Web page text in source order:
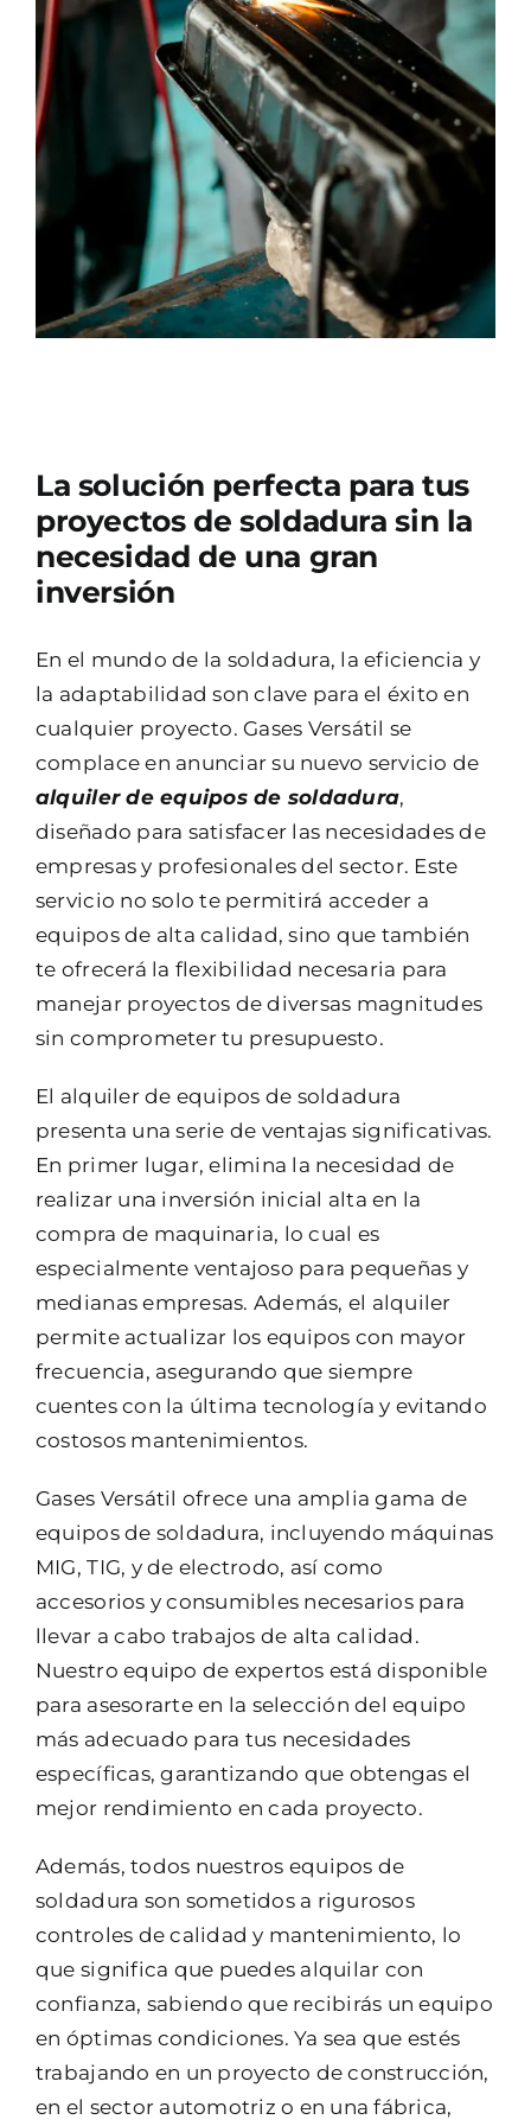
Blog
Ver imagen más grande
La solución perfecta para tus
proyectos de soldadura sin la
necesidad de una gran
inversión
En el mundo de la soldadura, la eficiencia y
la adaptabilidad son clave para el éxito en
cualquier proyecto. Gases Versátil se
complace en anunciar su nuevo servicio de
alquiler de equipos de soldadura,
diseñado para satisfacer las necesidades de
empresas y profesionales del sector. Este
servicio no solo te permitirá acceder a
equipos de alta calidad, sino que también
te ofrecerá la flexibilidad necesaria para
manejar proyectos de diversas magnitudes
sin comprometer tu presupuesto.
El alquiler de equipos de soldadura
presenta una serie de ventajas significativas.
En primer lugar, elimina la necesidad de
realizar una inversión inicial alta en la
compra de maquinaria, lo cual es
especialmente ventajoso para pequeñas y
medianas empresas. Además, el alquiler
permite actualizar los equipos con mayor
frecuencia, asegurando que siempre
cuentes con la última tecnología y evitando
costosos mantenimientos.
Gases Versátil ofrece una amplia gama de
equipos de soldadura, incluyendo máquinas
MIG, TIG, y de electrodo, así como
accesorios y consumibles necesarios para
llevar a cabo trabajos de alta calidad.
Nuestro equipo de expertos está disponible
para asesorarte en la selección del equipo
más adecuado para tus necesidades
específicas, garantizando que obtengas el
mejor rendimiento en cada proyecto.
Además, todos nuestros equipos de
soldadura son sometidos a rigurosos
controles de calidad y mantenimiento, lo
que significa que puedes alquilar con
confianza, sabiendo que recibirás un equipo
en óptimas condiciones. Ya sea que estés
trabajando en un proyecto de construcción,
en el sector automotriz o en una fábrica,